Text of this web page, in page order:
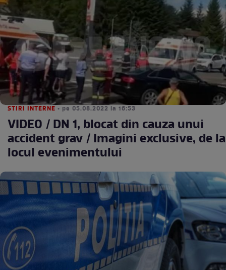
STIRI INTERNE • pe 05.08.2022 la 16:53
VIDEO / DN 1, blocat din cauza unui
accident grav / Imagini exclusive, de la
locul evenimentului